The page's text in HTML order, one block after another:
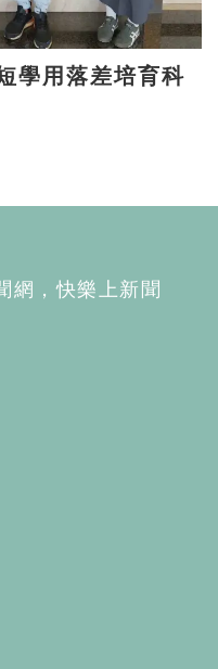
網，快樂上新聞